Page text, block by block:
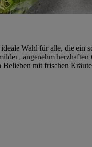
Wahl für alle, die ein
angenehm
Belieben mit frischen